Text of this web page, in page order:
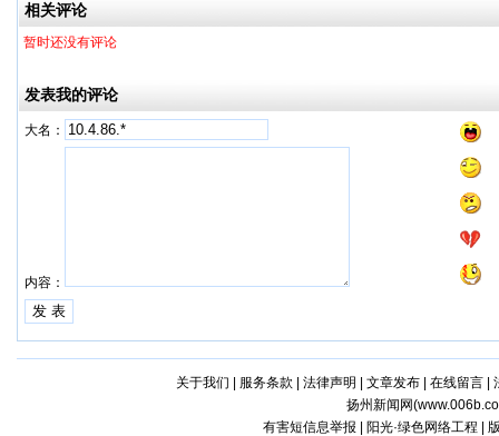
相关评论
暂时还没有评论
发表我的评论
大名：
内容：
关于我们 服务条款 法律声明 文章发布| 在线留言|
扬州新闻网(
有害短信息举报 | 阳光·绿色网络工程 |